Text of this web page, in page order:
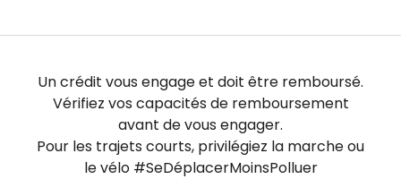
Un crédit vous engage et doit être remboursé.
Vérifiez vos capacités de remboursement
avant de vous engager.
Pour les trajets courts, privilégiez la marche ou
le vélo #SeDéplacerMoinsPolluer